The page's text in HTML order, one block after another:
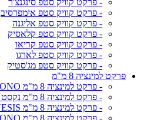
- פרקט קוויק סטפ סינגנצ'ר
- פרקט קוויק סטפ אימפרסיב
- פרקט קוויק סטפ אליגנה
- פרקט קוויק סטפ קלאסיק
- פרקט קוויק סטפ קריאו
- פרקט קוויק סטפ לארגו
- פרקט קוויק סטפ מג'סטיק
פרקט למינציה 8 מ"מ
- פרקט למינציה 8 מ"מ SWISS KRONO
- פרקט למינציה 8 מ"מ נקסט סטפ
- פרקט למינציה 8 מ"מ GENESIS
- פרקט למינציה 8 מ"מ SWISS KRONO רחב